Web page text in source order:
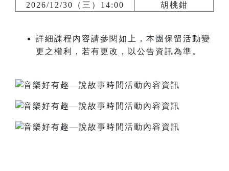
2026/12/30（三）14:00
胡桃鉗
詳細課程內容請參閱如上，本團保留活動變
更之權利，若有更改，以公告資訊為準。